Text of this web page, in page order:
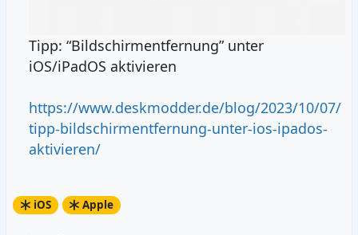
Tipp: “Bildschirmentfernung” unter
iOS/iPadOS aktivieren
https://www.deskmodder.de/blog/2023/10/07/
tipp-bildschirmentfernung-unter-ios-ipados-
aktivieren/
iOS Apple